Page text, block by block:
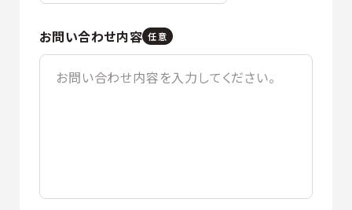
お問い合わせ内容 任意